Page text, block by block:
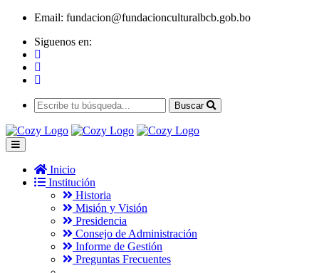
Email: fundacion@fundacionculturalbcb.gob.bo
Siguenos en:
Buscar
Inicio
Institución
Historia
Misión y Visión
Presidencia
Consejo de Administración
Informe de Gestión
Preguntas Frecuentes